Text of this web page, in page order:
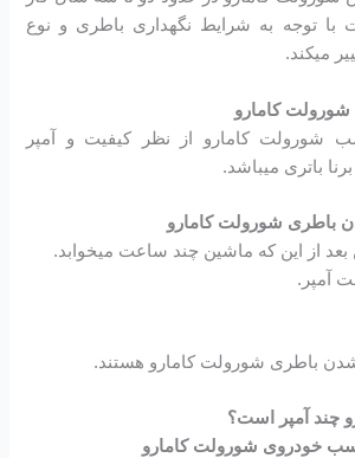
با توجه به شرایط نگهداری باطری و نوع
میکند.
شورولت کامارو
شورولت کامارو از نظر کیفیت و آمپر
باطری شورولت کامارو
از این که ماشین چند ساعت میخوابد.
آمپر.
باطری شورولت کامارو هستند.
چند آمپر است؟
خودروی شورولت کامارو